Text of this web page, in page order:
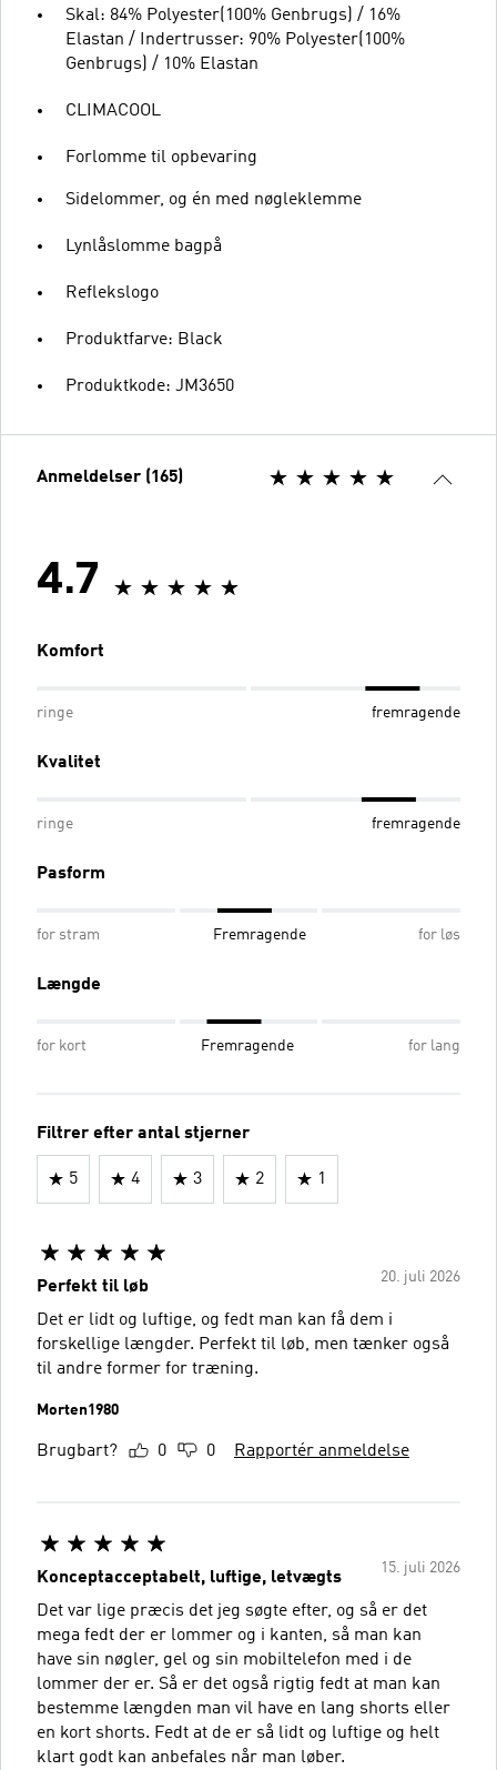
Skal: 84% Polyester(100% Genbrugs) / 16%
Elastan / Indertrusser: 90% Polyester(100%
Genbrugs) / 10% Elastan
CLIMACOOL
Forlomme til opbevaring
Sidelommer, og én med nøgleklemme
Lynlåslomme bagpå
Reflekslogo
Produktfarve: Black
Produktkode: JM3650
Anmeldelser (165)
4.7
Komfort
ringe fremragende
Kvalitet
ringe fremragende
Pasform
for stram Fremragende for løs
Længde
for kort Fremragende for lang
Filtrer efter antal stjerner
5 4 3 2 1
20. juli 2026
Perfekt til løb
Det er lidt og luftige, og fedt man kan få dem i
forskellige længder. Perfekt til løb, men tænker også
til andre former for træning.
Morten1980
Brugbart? 0 0 Rapportér anmeldelse
15. juli 2026
Konceptacceptabelt, luftige, letvægts
Det var lige præcis det jeg søgte efter, og så er det
mega fedt der er lommer og i kanten, så man kan
have sin nøgler, gel og sin mobiltelefon med i de
lommer der er. Så er det også rigtig fedt at man kan
bestemme længden man vil have en lang shorts eller
en kort shorts. Fedt at de er så lidt og luftige og helt
klart godt kan anbefales når man løber.